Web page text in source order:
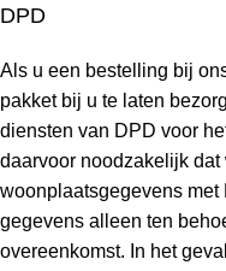
DPD
Als u een bestelling bij
pakket bij u te laten
diensten van DPD voor
daarvoor noodzakelijk
woonplaatsgegevens
gegevens alleen ten
overeenkomst. In het